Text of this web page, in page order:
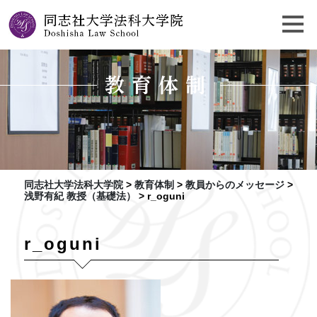
教育体制
同志社大学法科大学院> 教育体制 > 教員からのメッセージ>
浅野有紀 教授（基礎法）
> r_oguni
r_oguni